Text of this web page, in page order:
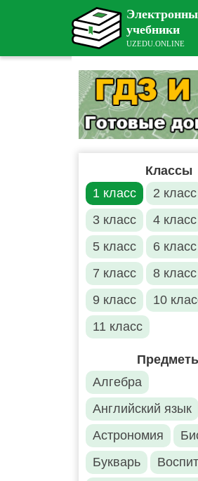
Классы
1 класс
2 класс
3 класс
4 класс
5 класс
6 класс
7 класс
8 класс
9 класс
10
11 класс
Алгебра
Английский язык
Астрономия
Букварь